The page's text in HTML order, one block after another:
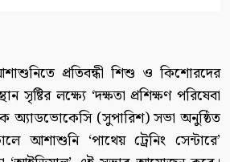
প্রতিবন্ধী শিশু ও কিশোরদের
সৃষ্টির লক্ষ্যে ‘দক্ষতা প্রশিক্ষণ পরিষেবা
অ্যাডভোকেসি (সুপারিশ) সভা অনুষ্ঠিত
আশাশুনি ‘পাথেয় ট্রেনিং সেন্টারে’